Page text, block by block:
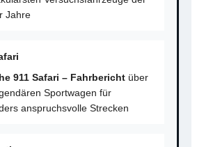
Jahre
911 Safari – Fahrbericht über
Sportwagen für
anspruchsvolle Strecken